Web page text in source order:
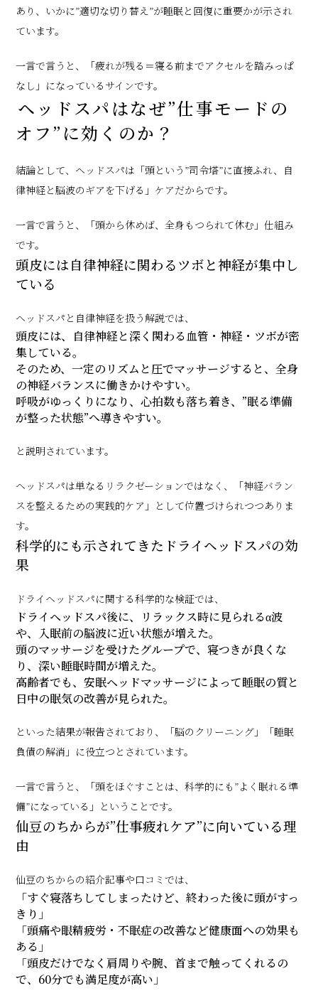
あり、いかに”適切な切り替え”が睡眠と回復に重要かが示され
ています。
一言で言うと、「疲れが残る＝寝る前までアクセルを踏みっぱ
なし」になっているサインです。
ヘッドスパはなぜ”仕事モードの
オフ”に効くのか？
結論として、ヘッドスパは「頭という”司令塔”に直接ふれ、自
律神経と脳波のギアを下げる」ケアだからです。
一言で言うと、「頭から休めば、全身もつられて休む」仕組み
です。
頭皮には自律神経に関わるツボと神経が集中し
ている
ヘッドスパと自律神経を扱う解説では、
頭皮には、自律神経と深く関わる血管・神経・ツボが密
集している。
そのため、一定のリズムと圧でマッサージすると、全身
の神経バランスに働きかけやすい。
呼吸がゆっくりになり、心拍数も落ち着き、”眠る準備
が整った状態”へ導きやすい。
と説明されています。
ヘッドスパは単なるリラクゼーションではなく、「神経バラン
スを整えるための実践的ケア」として位置づけられつつありま
す。
科学的にも示されてきたドライヘッドスパの効
果
ドライヘッドスパに関する科学的な検証では、
ドライヘッドスパ後に、リラックス時に見られるα波
や、入眠前の脳波に近い状態が増えた。
頭のマッサージを受けたグループで、寝つきが良くな
り、深い睡眠時間が増えた。
高齢者でも、安眠ヘッドマッサージによって睡眠の質と
日中の眠気の改善が見られた。
といった結果が報告されており、「脳のクリーニング」「睡眠
負債の解消」に役立つとされています。
一言で言うと、「頭をほぐすことは、科学的にも”よく眠れる準
備”になっている」ということです。
仙豆のちからが”仕事疲れケア”に向いている理
由
仙豆のちからの紹介記事や口コミでは、
「すぐ寝落ちしてしまったけど、終わった後に頭がすっ
きり」
「頭痛や眼精疲労・不眠症の改善など健康面への効果も
ある」
「頭皮だけでなく肩周りや腕、首まで触ってくれるの
で、60分でも満足度が高い」